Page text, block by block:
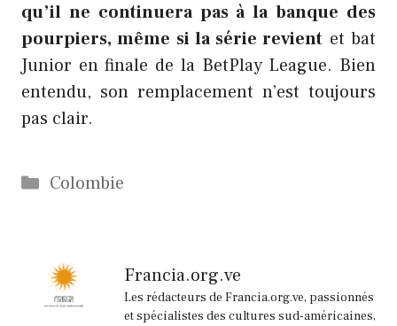
qu’il ne continuera pas à la banque des
pourpiers, même si la série revient et bat
Junior en finale de la BetPlay League. Bien
entendu, son remplacement n’est toujours
pas clair.
Catégories
Colombie
Francia.org.ve
Les rédacteurs de Francia.org.ve, passionnés
et spécialistes des cultures sud-américaines,